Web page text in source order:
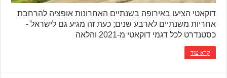
דוקאטי הציעו באירופה בשנתיים האחרונות אופציה להרחבת
אחריות משנתיים לארבע שנים; כעת זה מגיע גם לישראל -
כסטנדרט לכל דגמי דוקאטי מ-2021 והלאה
קרא עוד